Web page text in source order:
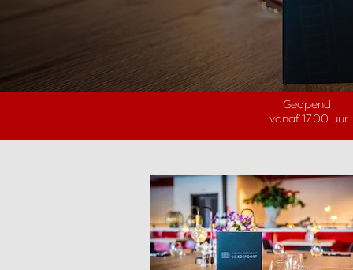
Geopend
vanaf 17.00 uur